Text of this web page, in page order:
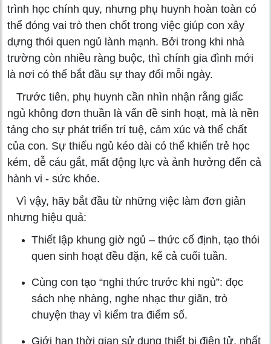
trình học chính quy, nhưng phụ huynh hoàn toàn có
thể đóng vai trò then chốt trong việc giúp con xây
dựng thói quen ngủ lành mạnh. Bởi trong khi nhà
trường còn nhiều ràng buộc, thì chính gia đình mới
là nơi có thể bắt đầu sự thay đổi mỗi ngày.
Trước tiên, phụ huynh cần nhìn nhận rằng giấc
ngủ không đơn thuần là vấn đề sinh hoạt, mà là nền
tảng cho sự phát triển trí tuệ, cảm xúc và thể chất
của con. Sự thiếu ngủ kéo dài có thể khiến trẻ học
kém, dễ cáu gắt, mất động lực và ảnh hưởng đến cả
hành vi - sức khỏe.
Vì vậy, hãy bắt đầu từ những việc làm đơn giản
nhưng hiệu quả:
Thiết lập khung giờ ngủ – thức cố định, tạo thói
quen sinh hoạt đều đặn, kể cả cuối tuần.
Cùng con tạo “nghi thức trước khi ngủ”: đọc
sách nhẹ nhàng, nghe nhạc thư giãn, trò
chuyện thay vì kiểm tra điểm số.
Giới hạn thời gian sử dụng thiết bị điện tử, nhất